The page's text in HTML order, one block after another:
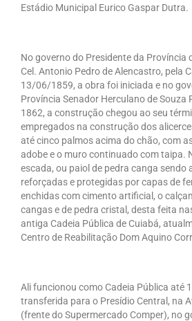
Notícias
Pautas Nacionais
Convênios
Fale Conosco
Permutas Disponíveis
Área do Filiado
Regimento interno do Sindsppen
Estádio Municipal Eurico Gaspar Dutra.
No governo do Presidente da Província
Cel. Antonio Pedro de Alencastro, pela
13/06/1859, a obra foi iniciada e no
Província Senador Herculano de Souza
1862, a construção chegou ao seu
empregados na construção dos
até cinco palmos acima do chão, com
adobe e o muro continuado com taipa.
escada, ou paiol de pedra canga sendo
reforçadas e protegidas por capas de
enchidas com cimento artificial, o
cangas e de pedra cristal, desta feita
antiga Cadeia Pública de Cuiabá,
Centro de Reabilitação Dom Aquino
Ali funcionou como Cadeia Pública até
transferida para o Presídio Central, na
(frente do Supermercado Comper), no